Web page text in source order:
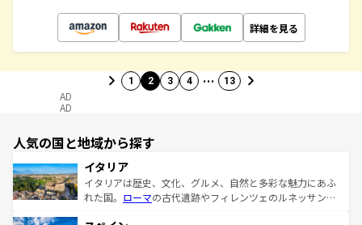
詳細を見る
1 2 3 4 … 13
AD
AD
人気の国と地域から探す
イタリア
イタリアは歴史、文化、グルメ、自然と多彩な魅力にあふ
れた国。 ローマの古代遺跡やフィレンツェのルネッサンス